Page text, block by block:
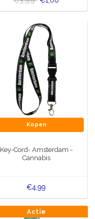
Kopen
Key-Cord- Amsterdam -
Cannabis
€4,99
Actie